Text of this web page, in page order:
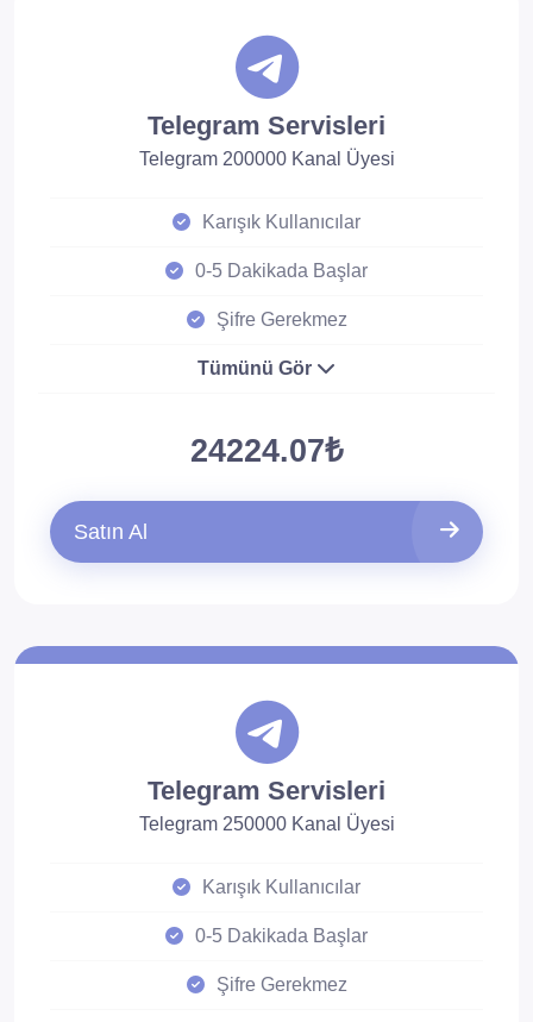
Telegram Servisleri
Telegram 200000 Kanal Üyesi
Karışık Kullanıcılar
0-5 Dakikada Başlar
Şifre Gerekmez
Tümünü Gör
24224.07₺
Satın Al
Telegram Servisleri
Telegram 250000 Kanal Üyesi
Karışık Kullanıcılar
0-5 Dakikada Başlar
Şifre Gerekmez